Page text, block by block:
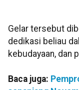
Gelar tersebut
dedikasi beliau
kebudayaan, dan
Baca juga: